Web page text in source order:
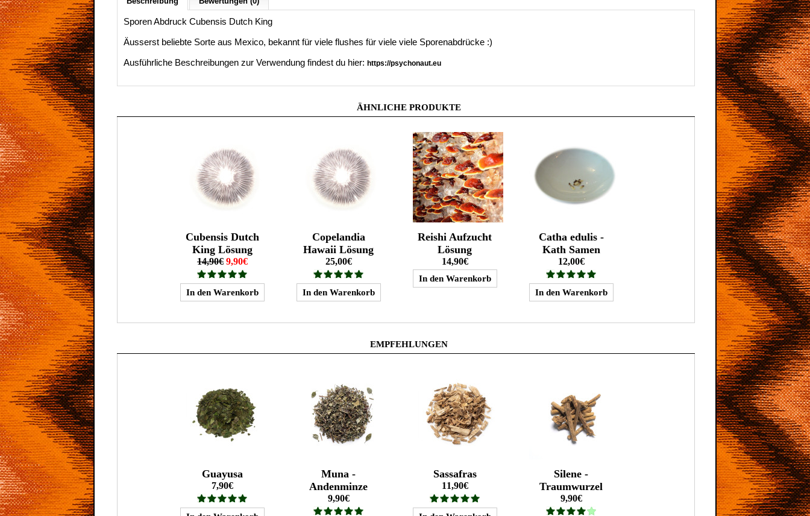
Sporen Abdruck Cubensis Dutch King
Äusserst beliebte Sorte aus Mexico, bekannt für viele flushes für viele viele Sporenabdrücke :)
Ausführliche Beschreibungen zur Verwendung findest du hier: https://psychonaut.eu
ÄHNLICHE PRODUKTE
Cubensis Dutch
King Lösung
14,90€ 9,90€
Copelandia
Hawaii Lösung
25,00€
Reishi Aufzucht
Lösung
14,90€
Catha edulis -
Kath Samen
12,00€
EMPFEHLUNGEN
Guayusa
7,90€
Muna -
Andenminze
9,90€
Sassafras
11,90€
Silene -
Traumwurzel
9,90€